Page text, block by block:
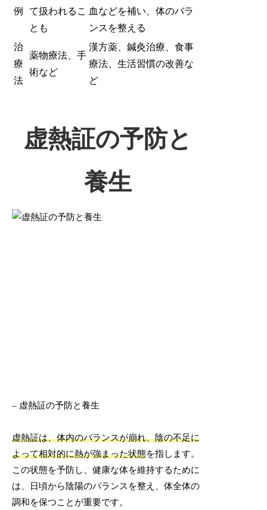
例
て扱われるこ
とも
血などを補い、体のバラ
ンスを整える
治
療
法
薬物療法、手
術など
漢方薬、鍼灸治療、食事
療法、生活習慣の改善な
ど
虚熱証の予防と
養生
– 虚熱証の予防と養生
虚熱証は、体内のバランスが崩れ、陰の不足に
よって相対的に熱が強まった状態を指します。
この状態を予防し、健康な体を維持するために
は、日頃から陰陽のバランスを整え、体全体の
調和を保つことが重要です。